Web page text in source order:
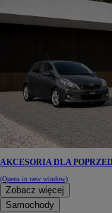
AKCESORIA DLA
(Opens in new window)
Zobacz więcej
Samochody